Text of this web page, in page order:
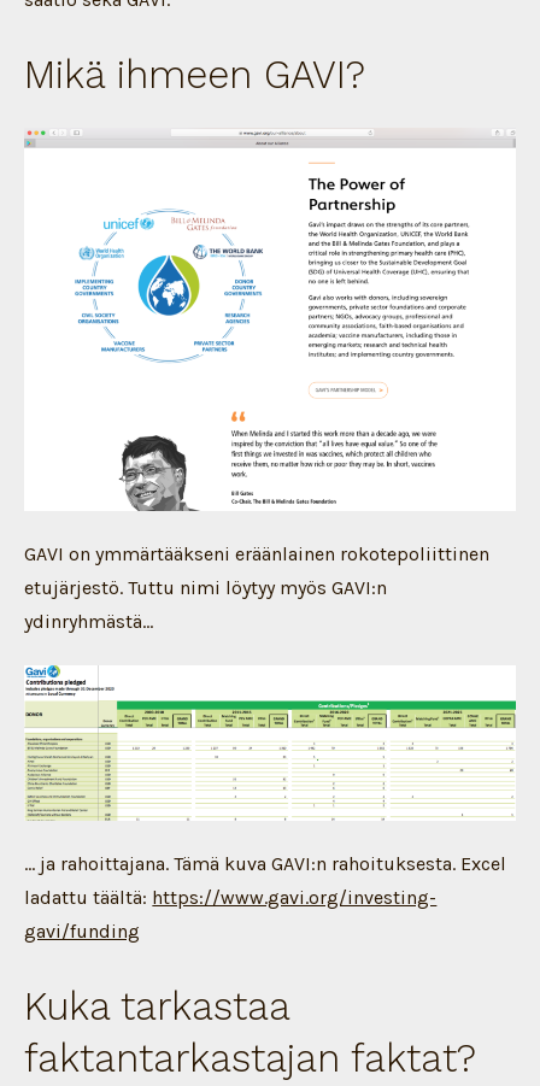
Mikä ihmeen GAVI?
GAVI on ymmärtääkseni eräänlainen rokotepoliittinen
etujärjestö. Tuttu nimi löytyy myös GAVI:n
ydinryhmästä…
… ja rahoittajana. Tämä kuva GAVI:n rahoituksesta. Excel
ladattu täältä: https://www.gavi.org/investing-
gavi/funding
Kuka tarkastaa
faktantarkastajan faktat?